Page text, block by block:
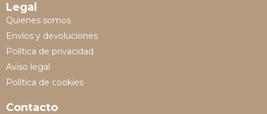
Legal
Quienes somos
Envíos y devoluciones
Política de privacidad
Aviso legal
Política de cookies
Contacto